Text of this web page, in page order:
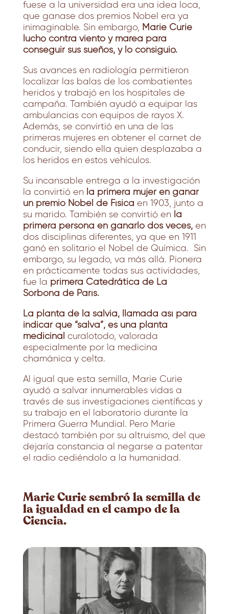
fuese a la universidad era una idea loca,
que ganase dos premios Nobel era ya
inimaginable. Sin embargo,
Marie Curie
luchó contra viento y marea para
conseguir sus sueños, y lo consiguió.
Sus avances en radiología permitieron
localizar las balas de los combatientes
heridos y trabajó en los hospitales de
campaña. También ayudó a equipar las
ambulancias con equipos de rayos X.
Además, se convirtió en una de las
primeras mujeres en obtener el carnet de
conducir, siendo ella quien desplazaba a
los heridos en estos vehículos.
Su incansable entrega a la investigación
la convirtió en la primera mujer en ganar
un premio Nobel de Física en 1903, junto a
su marido. También se convirtió en la
primera persona en ganarlo dos veces,en
dos disciplinas diferentes, ya que en 1911
ganó en solitario el Nobel de Química. Sin
embargo, su legado, va más allá. Pionera
en prácticamente todas sus actividades,
fue la primera Catedrática de La
Sorbona de París.
La planta de la salvia, llamada así para
indicar que “salva”, es una planta
medicinal curalotodo, valorada
especialmente por la medicina
chamánica y celta.
Al igual que esta semilla, Marie Curie
ayudó a salvar innumerables vidas a
través de sus investigaciones científicas y
su trabajo en el laboratorio durante la
Primera Guerra Mundial. Pero Marie
destacó también por su altruismo, del que
dejaría constancia al negarse a patentar
el radio cediéndolo a la humanidad.
Marie Curie sembró la semilla de
la igualdad en el campo de la
Ciencia.